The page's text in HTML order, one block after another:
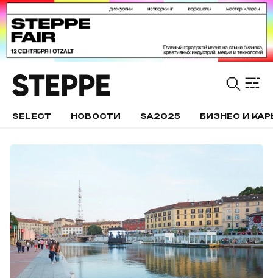
SELECT НОВОСТИ SA2025 БИЗНЕС И